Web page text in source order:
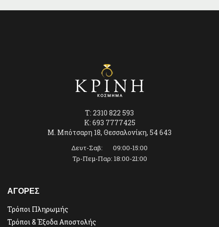
T: 2310 822 593
K: 693 7777425
Μ. Μπότσαρη 18, Θεσσαλονίκη, 54 643
Δευτ-Σαβ: 09:00-15:00
Τρ-Πεμ-Παρ: 18:00-21:00
ΑΓΟΡΕΣ
Τρόποι Πληρωμής
Τρόποι & Έξοδα Αποστολής